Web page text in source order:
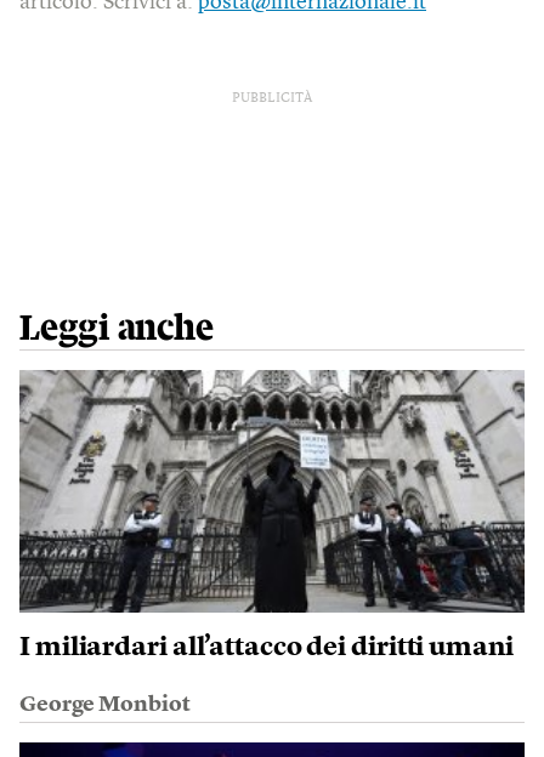
PUBBLICITÀ
Leggi anche
I miliardari all’attacco dei diritti umani
George Monbiot